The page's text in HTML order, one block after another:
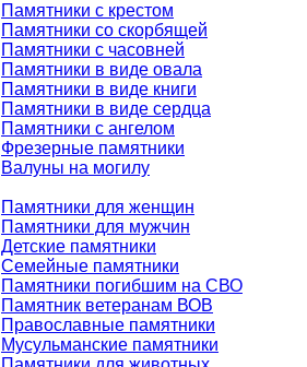
Памятники с крестом
Памятники со скорбящей
Памятники с часовней
Памятники в виде овала
Памятники в виде книги
Памятники в виде сердца
Памятники с ангелом
Фрезерные памятники
Валуны на могилу
Памятники для женщин
Памятники для мужчин
Детские памятники
Семейные памятники
Памятники погибшим на СВО
Памятник ветеранам ВОВ
Православные памятники
Мусульманские памятники